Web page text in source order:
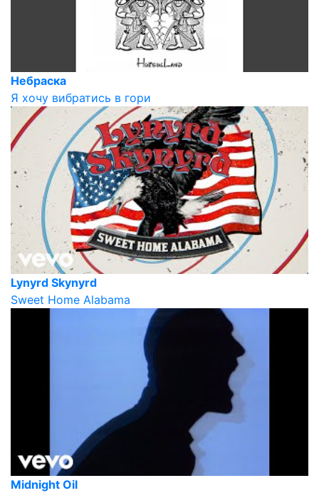
Небраска
Я хочу вибратись в гори
Lynyrd Skynyrd
Sweet Home Alabama
Midnight Oil